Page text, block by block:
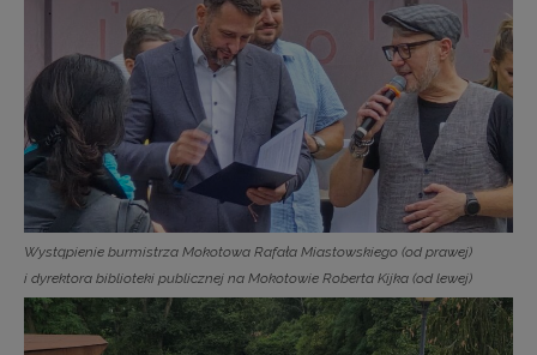
Wystąpienie burmistrza Mokotowa Rafała Miastowskiego (od prawej)
i dyrektora biblioteki publicznej na Mokotowie Roberta Kijka (od lewej)